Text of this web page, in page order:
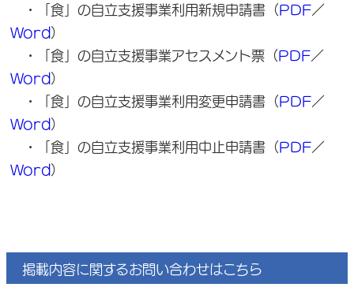
・「食」の自立支援事業利用新規申請書（PDF／
Word ）
・「食」の自立支援事業アセスメント票（PDF／
Word ）
・「食」の自立支援事業利用変更申請書（PDF／
Word ）
・「食」の自立支援事業利用中止申請書（PDF／
Word ）
掲載内容に関するお問い合わせはこちら